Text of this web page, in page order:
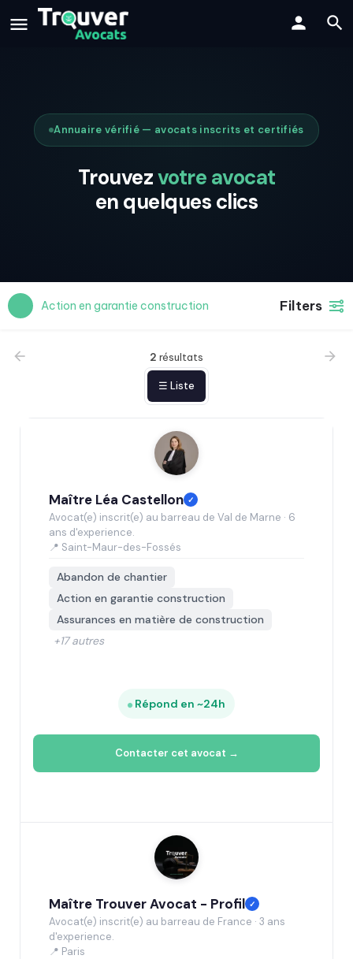
Annuaire vérifié — avocats inscrits et certifiés
Trouvezvotre avocat
en quelques clics
Action en garantie construction Filters
2 résultats
☰ Liste
Maître Léa Castellon ✓
Avocat(e) inscrit(e) au barreau de Val de Marne · 6
ans d'experience.
📍 Saint-Maur-des-Fossés
Abandon de chantier
Action en garantie construction
Assurances en matière de construction
+17 autres
Répond en ~24h
Contacter cet avocat →
Maître Trouver Avocat - Profil ✓
Avocat(e) inscrit(e) au barreau de France · 3 ans
d'experience.
📍 Paris